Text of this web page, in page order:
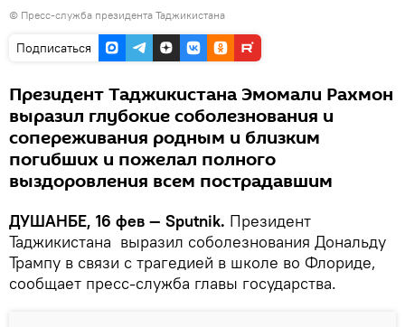
© Пресс-служба президента Таджикистана
Подписаться
Президент Таджикистана Эмомали Рахмон
выразил глубокие соболезнования и
сопереживания родным и близким
погибших и пожелал полного
выздоровления всем пострадавшим
ДУШАНБЕ, 16 фев — Sputnik. Президент
Таджикистана выразил соболезнования Дональду
Трампу в связи с трагедией в школе во Флориде,
сообщает пресс-служба главы государства.